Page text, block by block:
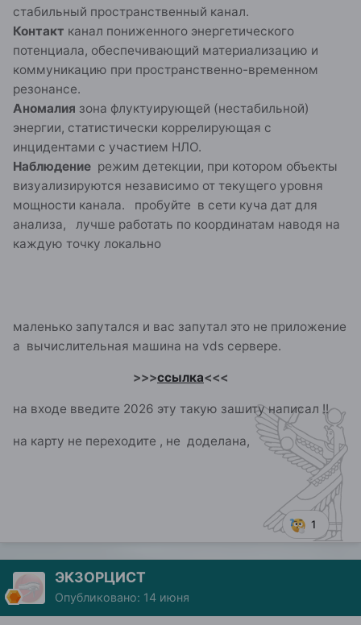
Контактканал пониженного энергетического
потенциала, обеспечивающий материализацию и
коммуникацию при пространственно-временном
резонансе.
Аномалиязона флуктуирующей (нестабильной)
энергии, статистически коррелирующая с
инцидентами с участием НЛО.
Наблюдениережим детекции, при котором объекты
визуализируются независимо от текущего уровня
мощности канала. пробуйте в сети куча дат для
анализа, лучше работать по координатам наводя на
каждую точку локально
а вычислительная машина на vds сервере.
на карту не переходите , не доделана,
1
ЭКЗОРЦИСТ
Опубликовано:14 июня
вообще она работает но нет данных по